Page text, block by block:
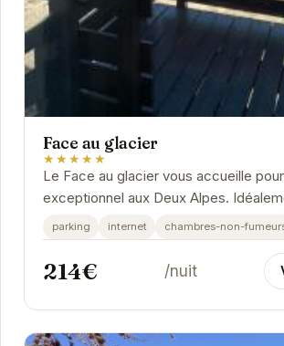
Face au glacier
★★★★★
Le Face au glacier vous accueille
exceptionnel aux Deux Alpes.
l'établissement permet un accès
parking internet chambres-non-
214€ /nuit